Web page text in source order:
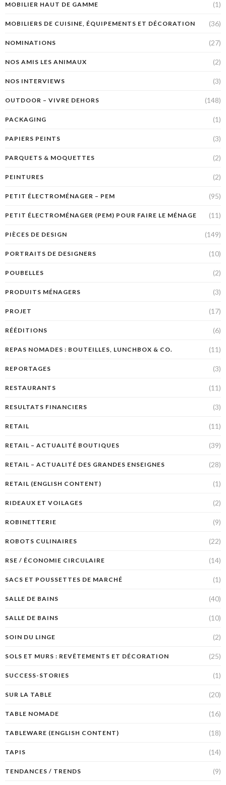
MOBILIER HAUT DE GAMME (1)
MOBILIERS DE CUISINE, ÉQUIPEMENTS ET DÉCORATION (36)
NOMINATIONS (27)
NOS AMIS LES ANIMAUX (2)
NOS INTERVIEWS (3)
OUTDOOR – VIVRE DEHORS (148)
PACKAGING (1)
PAPIERS PEINTS (3)
PARQUETS & MOQUETTES (2)
PEINTURES (2)
PETIT ÉLECTROMÉNAGER – PEM (95)
PETIT ÉLECTROMÉNAGER (PEM) POUR FAIRE LE MÉNAGE (11)
PIÈCES DE DESIGN (149)
PORTRAITS DE DESIGNERS (10)
POUBELLES (2)
PRODUITS MÉNAGERS (3)
PROJET (17)
RÉÉDITIONS (6)
REPAS NOMADES : BOUTEILLES, LUNCHBOX & CO. (11)
REPORTAGES (3)
RESTAURANTS (11)
RESULTATS FINANCIERS (3)
RETAIL (11)
RETAIL – ACTUALITÉ BOUTIQUES (39)
RETAIL – ACTUALITÉ DES GRANDES ENSEIGNES (28)
RETAIL (ENGLISH CONTENT) (1)
RIDEAUX ET VOILAGES (2)
ROBINETTERIE (9)
ROBOTS CULINAIRES (22)
RSE / ÉCONOMIE CIRCULAIRE (14)
SACS ET POUSSETTES DE MARCHÉ (1)
SALLE DE BAINS (40)
SALLE DE BAINS (10)
SOIN DU LINGE (2)
SOLS ET MURS : REVÊTEMENTS ET DÉCORATION (25)
SUCCESS-STORIES (1)
SUR LA TABLE (20)
TABLE NOMADE (16)
TABLEWARE (ENGLISH CONTENT) (18)
TAPIS (14)
TENDANCES / TRENDS (9)